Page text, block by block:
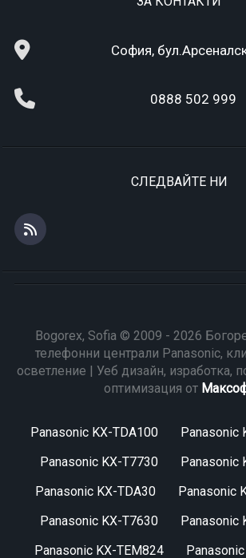
София,
0888 502 999
СЛЕДВАЙТЕ НИ
Bogorex, Sofia © 2009 - 2026
телефонни централи Panasonic,
осветление | Уеб дизайн, изработка,
оптимизация от
Panasonic KX-TDA100
Panasonic
Panasonic KX-T7730
Panasonic
Panasonic KX-TDA30
Panasonic
Panasonic KX-T7630
Panasonic
Panasonic KX-TEM824